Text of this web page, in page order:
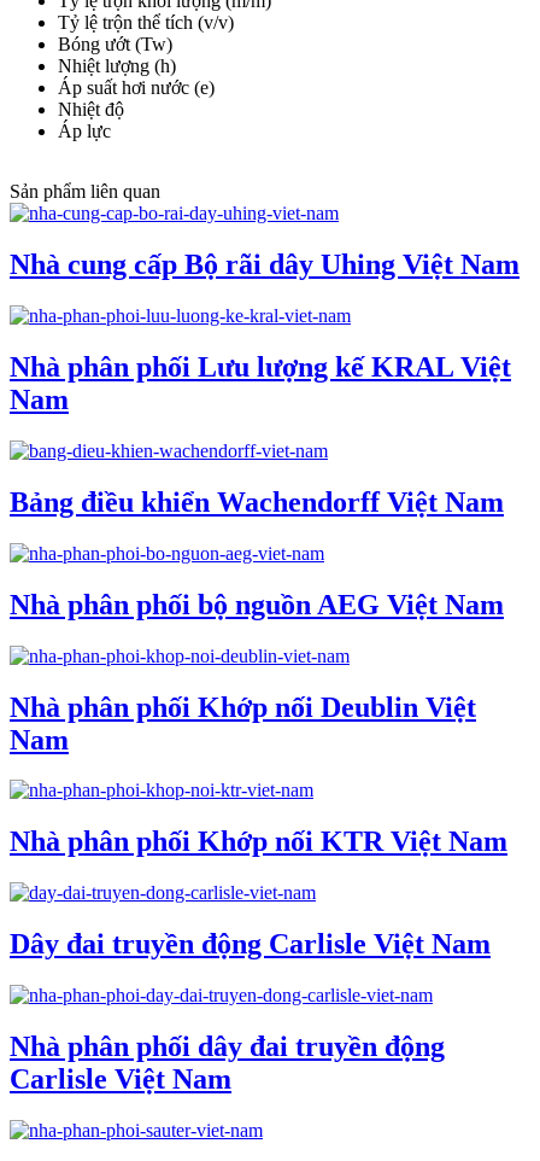
Tỷ lệ trộn thể tích (v/v)
Bóng ướt (Tw)
Nhiệt lượng (h)
Áp suất hơi nước (e)
Nhiệt độ
Áp lực
Sản phẩm liên quan
Nhà cung cấp Bộ rãi dây Uhing Việt Nam
Nhà phân phối Lưu lượng kế KRAL Việt
Nam
Bảng điều khiển Wachendorff Việt Nam
Nhà phân phối bộ nguồn AEG Việt Nam
Nhà phân phối Khớp nối Deublin Việt
Nam
Nhà phân phối Khớp nối KTR Việt Nam
Dây đai truyền động Carlisle Việt Nam
Nhà phân phối dây đai truyền động
Carlisle Việt Nam